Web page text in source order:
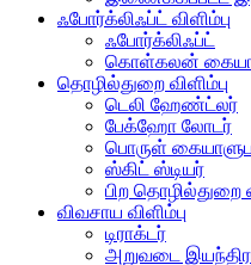
ஃபோர்க்லிஃப்ட் விளிம்பு
ஃபோர்க்லிஃப்ட்
கொள்கலன்
தொழில்துறை விளிம்பு
டெலி ஹேண்ட்லர்
பேக்ஹோ லோடர்
பொருள்
ஸ்கிட் ஸ்டியர்
பிற
விவசாய விளிம்பு
டிராக்டர்
அறுவடை